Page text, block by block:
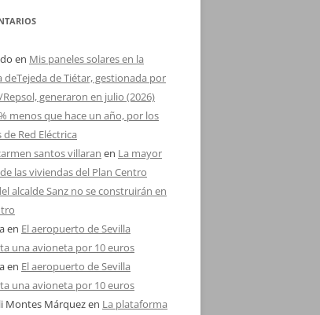
en Mis paneles solares en la
deTejeda de Tiétar, gestionada por
Repsol, generaron en julio (2026)
menos que hace un año, por los
Red Eléctrica
santos villaran en La mayor
las viviendas del Plan Centro
alcalde Sanz no se construirán en
en El aeropuerto de Sevilla
una avioneta por 10 euros
en El aeropuerto de Sevilla
una avioneta por 10 euros
Montes Márquezen La plataforma